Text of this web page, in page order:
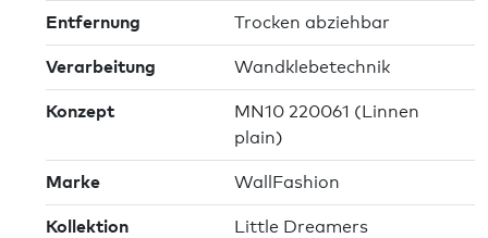
Entfernung Trocken abziehbar
Verarbeitung Wandklebetechnik
Konzept
MN10 220061 (Linnen
plain)
Marke WallFashion
Kollektion Little Dreamers